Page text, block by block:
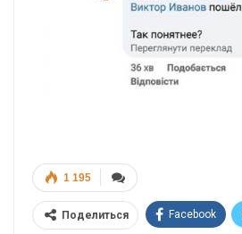
1 195
Поделиться Facebook